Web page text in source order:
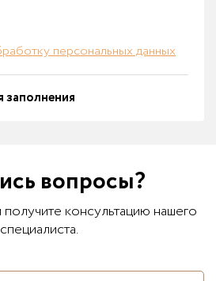
персональных данных
заполнения
вопросы?
консультацию нашего
специалиста.